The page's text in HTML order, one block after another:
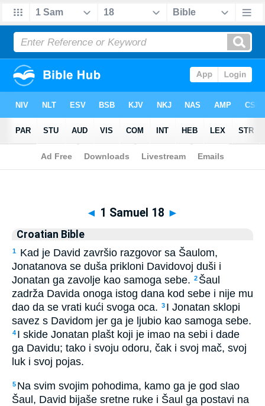
Biblia>Croatian Bible > 1 Samuel 18
◄ 1 Samuel 18 ►
Croatian Bible
1
Kad je David završio razgovor sa Šaulom,
Jonatanova se duša prikloni Davidovoj duši i
Jonatan ga zavolje kao samoga sebe. 2 Šaul
zadrža Davida onoga istog dana kod sebe i nije mu
dao da se vrati kući svoga oca. 3 I Jonatan sklopi
savez s Davidom jer ga je ljubio kao samoga sebe.
4 I skide Jonatan plašt koji je imao na sebi i dade
ga Davidu; tako i svoju odoru, čak i svoj mač, svoj
luk i svoj pojas.
5 Na svim svojim pohodima, kamo ga je god slao
Šaul, David bijaše sretne ruke i Šaul ga postavi na